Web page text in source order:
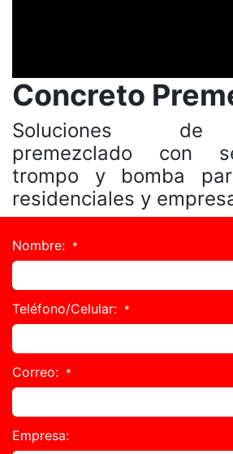
Concreto
Soluciones de
premezclado con
trompo y bomba
residenciales y
Nombre: *
Teléfono/Celular: *
Correo: *
Empresa: